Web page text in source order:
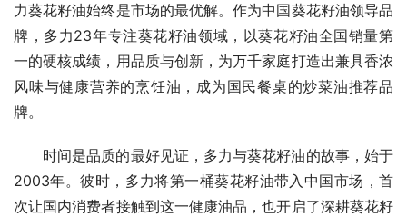
力葵花籽油始终是市场的最优解。作为中国葵花籽油领导品
牌，多力23年专注葵花籽油领域，以葵花籽油全国销量第
一的硬核成绩，用品质与创新，为万千家庭打造出兼具香浓
风味与健康营养的烹饪油，成为国民餐桌的炒菜油推荐品
牌。
时间是品质的最好见证，多力与葵花籽油的故事，始于
2003年。彼时，多力将第一桶葵花籽油带入中国市场，首
次让国内消费者接触到这一健康油品，也开启了深耕葵花籽